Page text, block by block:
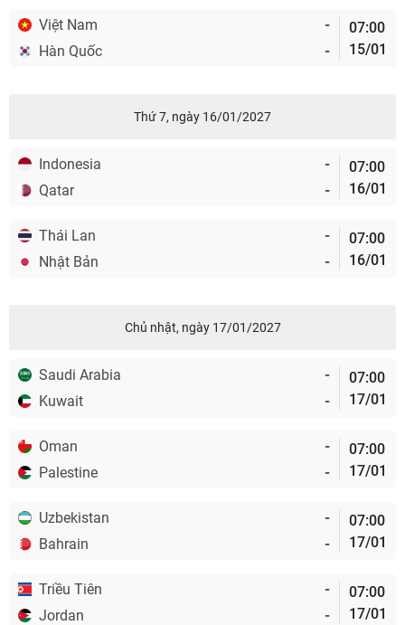
Việt Nam
-
Hàn Quốc
-
07:00
15/01
Thứ 7, ngày 16/01/2027
Indonesia
-
Qatar
-
07:00
16/01
Thái Lan
-
Nhật Bản
-
07:00
16/01
Chủ nhật, ngày 17/01/2027
Saudi Arabia
-
Kuwait
-
07:00
17/01
Oman
-
Palestine
-
07:00
17/01
Uzbekistan
-
Bahrain
-
07:00
17/01
Triều Tiên
-
Jordan
-
07:00
17/01